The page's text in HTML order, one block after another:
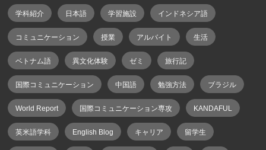
学科紹介 日本語 学習施設 インドネシア語
コミュニケーション 授業 アルバイト 生活
ベトナム語 異文化体験 ゼミ 旅行記
国際コミュニケーション 中国語 勉強方法 ブラジル
World Report 国際コミュニケーション専攻 KANDAFUL
英米語学科 English Blog キャリア 留学生